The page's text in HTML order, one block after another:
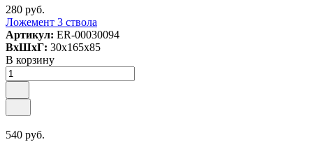
280 руб.
Ложемент 3 ствола
Артикул: ER-00030094
ВxШxГ: 30x165x85
В корзину
540 руб.